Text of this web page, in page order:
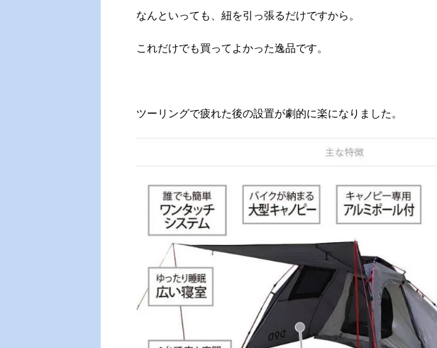
なんといっても、紐を引っ張るだけですから。
これだけでも買ってよかった逸品です。
ツーリングで疲れた後の設置が劇的に楽になりました。